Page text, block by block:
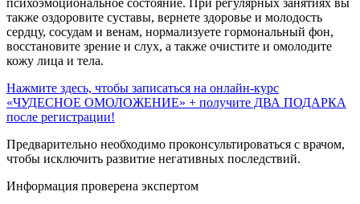
также оздоровите суставы, вернете здоровье и молодость
сердцу, сосудам и венам, нормализуете гормональный фон,
восстановите зрение и слух, а также очистите и омолодите
кожу лица и тела.
Нажмите здесь, чтобы записаться на онлайн-курс
«ЧУДЕСНОЕ ОМОЛОЖЕНИЕ» + получите ДВА ПОДАРКА
после регистрации!
Предварительно необходимо проконсультироваться с врачом,
чтобы исключить развитие негативных последствий.
Информация проверена экспертом